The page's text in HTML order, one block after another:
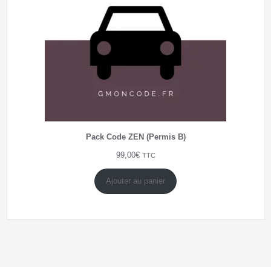
Pack Code ZEN (Permis B)
99,00€ TTC
Ajouter au panier